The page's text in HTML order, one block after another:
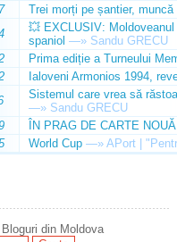
Trei morți pe șantier, muncă
💥 EXCLUSIV:
spaniol —» Sandu GRECU
Prima ediție a Turneului
Ialoveni Armonios 1994,
Sistemul care vrea să
—» Sandu GRECU
ÎN PRAG DE CARTE NOUĂ
World Cup —» APort |
din Moldova